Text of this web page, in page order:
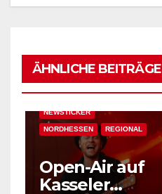
ÄHNLICHE BEITRÄGE
FEATURED
NEWSTICKER
NORDHESSEN REGIONAL
Open-Air auf